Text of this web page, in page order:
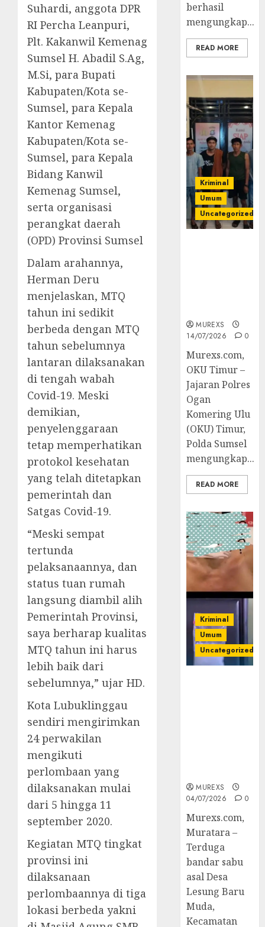
Suhardi, anggota DPR
RI Percha Leanpuri,
Plt. Kakanwil Kemenag
Sumsel H. Abadil S.Ag,
M.Si, para Bupati
Kabupaten/Kota se-
Sumsel, para Kepala
Kantor Kemenag
Kabupaten/Kota se-
Sumsel, para Kepala
Bidang Kanwil
Kemenag Sumsel,
serta organisasi
perangkat daerah
(OPD) Provinsi Sumsel
Dalam arahannya,
Herman Deru
menjelaskan, MTQ
tahun ini sedikit
berbeda dengan MTQ
tahun sebelumnya
lantaran dilaksanakan
di tengah wabah
Covid-19. Meski
demikian,
penyelenggaraan
tetap memperhatikan
protokol kesehatan
yang telah ditetapkan
pemerintah dan
Satgas Covid-19.
“Meski sempat
tertunda
pelaksanaannya, dan
status tuan rumah
langsung diambil alih
Pemerintah Provinsi,
saya berharap kualitas
MTQ tahun ini harus
lebih baik dari
sebelumnya,” ujar HD.
Kota Lubuklinggau
sendiri mengirimkan
24 perwakilan
mengikuti
perlombaan yang
dilaksanakan mulai
dari 5 hingga 11
september 2020.
Kegiatan MTQ tingkat
provinsi ini
dilaksanaan
perlombaannya di tiga
lokasi berbeda yakni
berhasil
mengungkap...
READ MORE
Kriminal
Umum
Uncategorized
MUREXS
14/07/2026
0
Murexs.com,
OKU Timur –
Jajaran Polres
Ogan
Komering Ulu
(OKU) Timur,
Polda Sumsel
mengungkap...
READ MORE
Kriminal
Umum
Uncategorized
MUREXS
04/07/2026
0
Murexs.com,
Muratara –
Terduga
bandar sabu
asal Desa
Lesung Baru
Muda,
Kecamatan